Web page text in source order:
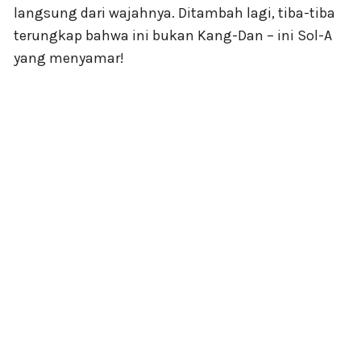
langsung dari wajahnya. Ditambah lagi, tiba-tiba
terungkap bahwa ini bukan Kang-Dan – ini Sol-A
yang menyamar!